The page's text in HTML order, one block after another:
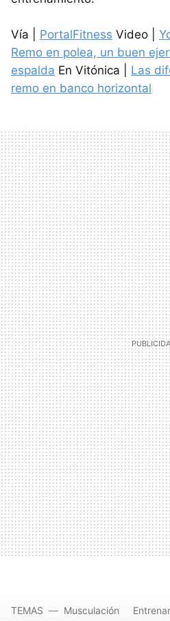
Vía | PortalFitness Video |
Remo en polea, un buen
espalda En Vitónica | Las
remo en banco horizontal
TEMAS Musculación